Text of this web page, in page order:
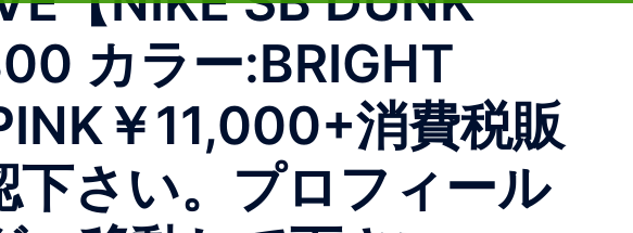
カラー:BRIGHT
￥11,000+消費税 販
さい。 プロフィール